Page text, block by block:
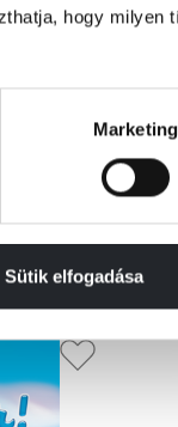
hogy milyen
Marketing
Sütik elfogadása